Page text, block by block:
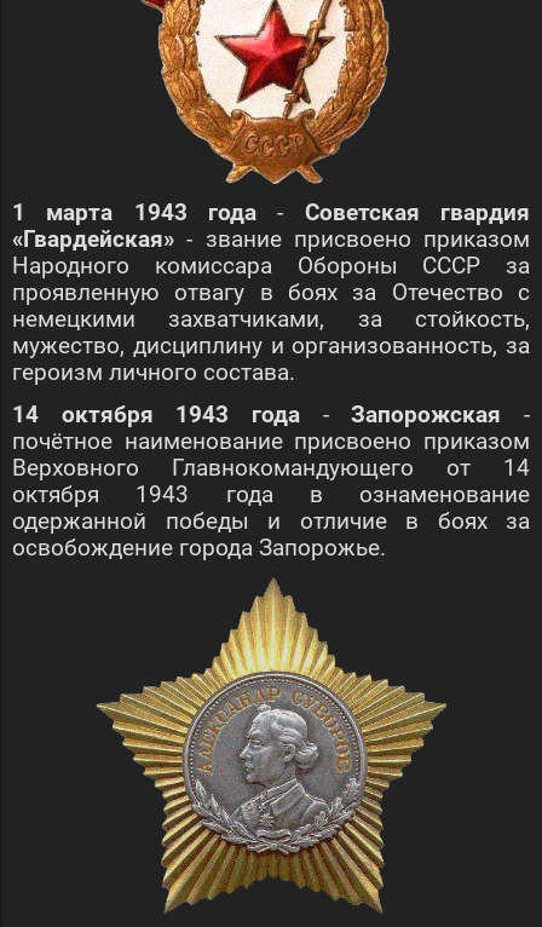
1 марта 1943 года - Советская гвардия
«Гвардейская» - звание присвоено приказом
Народного комиссара Обороны СССР за
проявленную отвагу в боях за Отечество с
немецкими захватчиками, за стойкость,
мужество, дисциплину и организованность, за
героизм личного состава.
14 октября 1943 года -Запорожская -
почётное наименование присвоено приказом
Верховного Главнокомандующего от 14
октября 1943 года в ознаменование
одержанной победы и отличие в боях за
освобождение города Запорожье.